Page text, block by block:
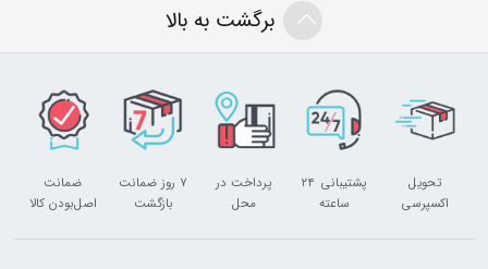
برگشت به بالا
تحویل
اکسپرسی
پشتیبانی ۲۴
ساعته
پرداخت در
محل
۷ روز ضمانت
بازگشت
ضمانت
اصل‌بودن کالا